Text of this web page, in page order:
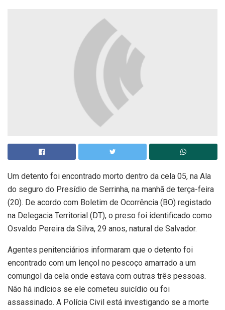
Um detento foi encontrado morto dentro da cela 05, na Ala
do seguro do Presídio de Serrinha, na manhã de terça-feira
(20). De acordo com Boletim de Ocorrência (BO) registado
na Delegacia Territorial (DT), o preso foi identificado como
Osvaldo Pereira da Silva, 29 anos, natural de Salvador.
Agentes penitenciários informaram que o detento foi
encontrado com um lençol no pescoço amarrado a um
comungol da cela onde estava com outras três pessoas.
Não há indícios se ele cometeu suicídio ou foi
assassinado. A Polícia Civil está investigando se a morte